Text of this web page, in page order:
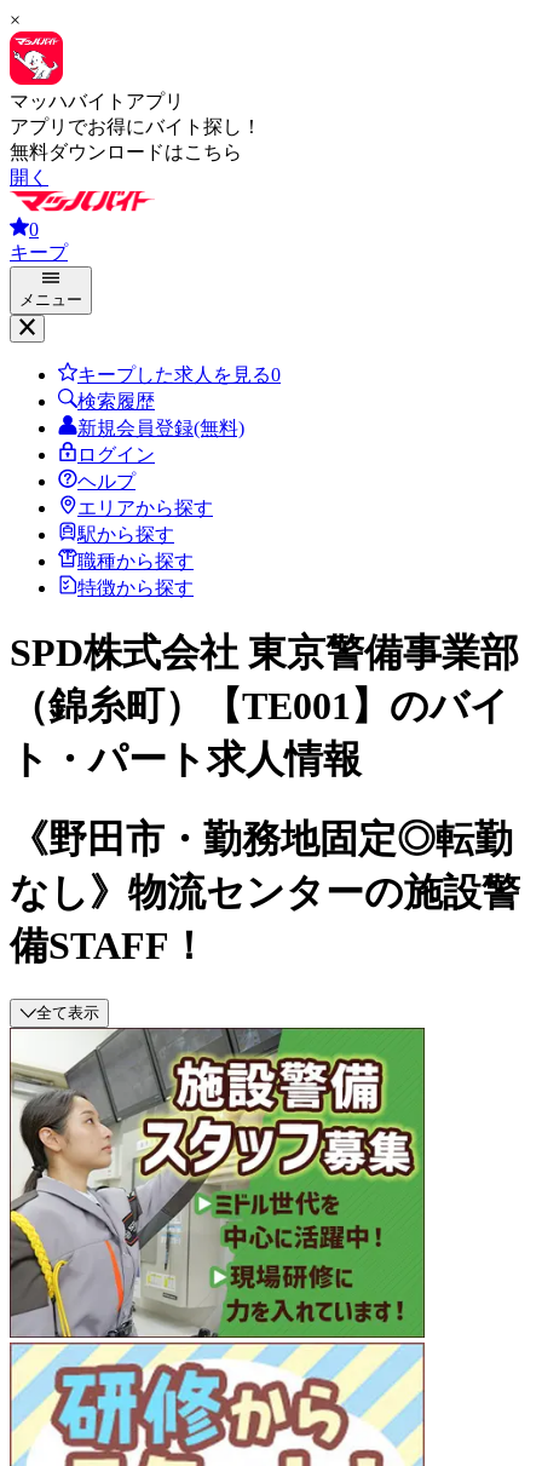
×
マッハバイトアプリ
アプリでお得にバイト探し！
無料ダウンロードはこちら
開く
0
キープ
メニュー
キープした求人を見る0
検索履歴
新規会員登録(無料)
ログイン
ヘルプ
エリアから探す
駅から探す
職種から探す
特徴から探す
SPD株式会社 東京警備事業部
（錦糸町）【TE001】のバイ
ト・パート求人情報
《野田市・勤務地固定◎転勤
なし》物流センターの施設警
備STAFF！
全て表示